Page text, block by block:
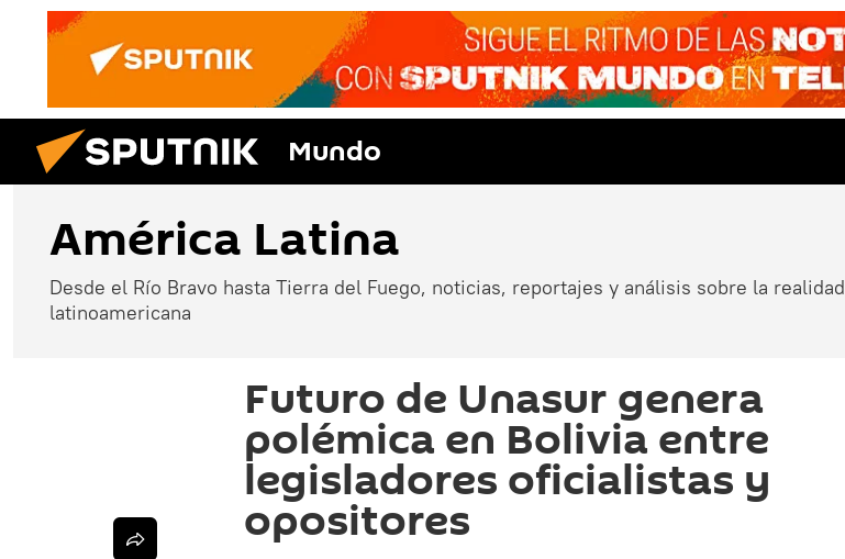
Mundo
América Latina
Desde el Río Bravo hasta Tierra del Fuego, noticias, reportajes y análisis sobre la realidad
latinoamericana
Futuro de Unasur genera
polémica en Bolivia entre
legisladores oficialistas y
opositores